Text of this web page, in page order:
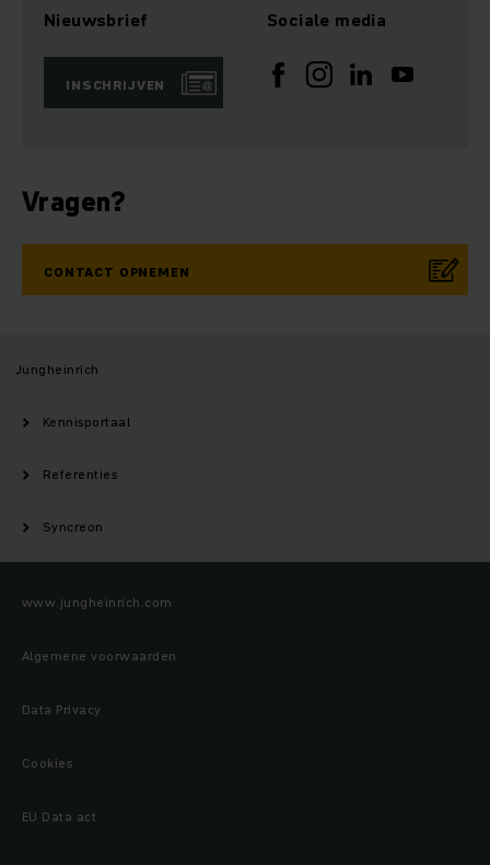
Nieuwsbrief
INSCHRIJVEN
Sociale media
Vragen?
CONTACT OPNEMEN
Jungheinrich
Kennisportaal
Referenties
Syncreon
www.jungheinrich.com
Algemene voorwaarden
Data Privacy
Cookies
EU Data act